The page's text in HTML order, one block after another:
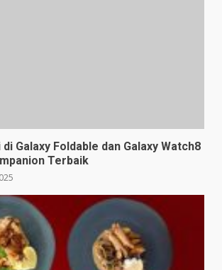
Galaxy Foldable dan Galaxy Watch8
Terbaik